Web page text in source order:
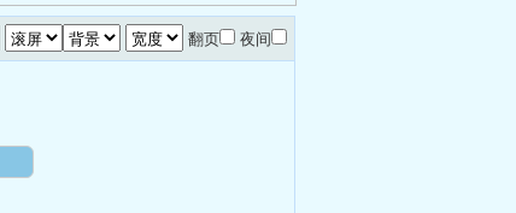
翻页 夜间